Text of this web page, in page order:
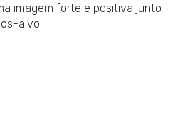
imagem forte e positiva junto
alvo.